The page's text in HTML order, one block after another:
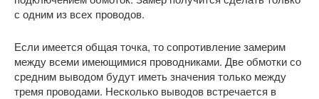
с одним из всех проводов.
Если имеется общая точка, то сопротивление замерим
между всеми имеющимися проводниками. Две обмотки со
средним выводом будут иметь значения только между
тремя проводами. Несколько выводов встречается в